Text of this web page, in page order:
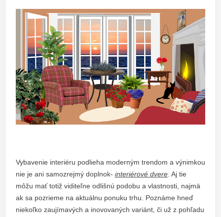
Vybavenie interiéru podlieha moderným trendom a výnimkou
nie je ani samozrejmý doplnok- interiérové dvere . Aj tie
môžu mať totiž viditeľne odlišnú podobu a vlastnosti, najmä
ak sa pozrieme na aktuálnu ponuku trhu. Poznáme hneď
niekoľko zaujímavých a inovovaných variánt, či už z pohľadu